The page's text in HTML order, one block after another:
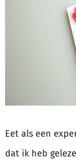
Eet als een
dat ik heb